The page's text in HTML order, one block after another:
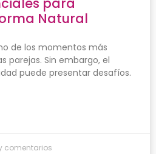
Natural
de los momentos más
parejas. Sin embargo, el
puede presentar desafíos.
comentarios